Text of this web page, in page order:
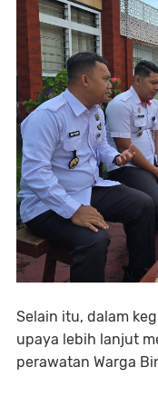
Selain itu, dalam
upaya lebih lanjut
perawatan Warga